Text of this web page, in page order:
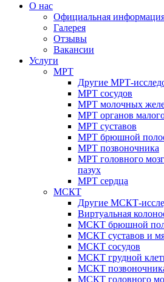
О нас
Официальная
Галерея
Отзывы
Вакансии
Услуги
МРТ
Другие МРТ-
МРТ сосудов
МРТ молочных
МРТ органов малого
МРТ суставов
МРТ брюшной
МРТ позвоночника
МРТ головного
пазух
МРТ сердца
МСКТ
Другие МСКТ-
Виртуальная
МСКТ брюшной
МСКТ суставов и
МСКТ сосудов
МСКТ грудной
МСКТ
МСКТ головного